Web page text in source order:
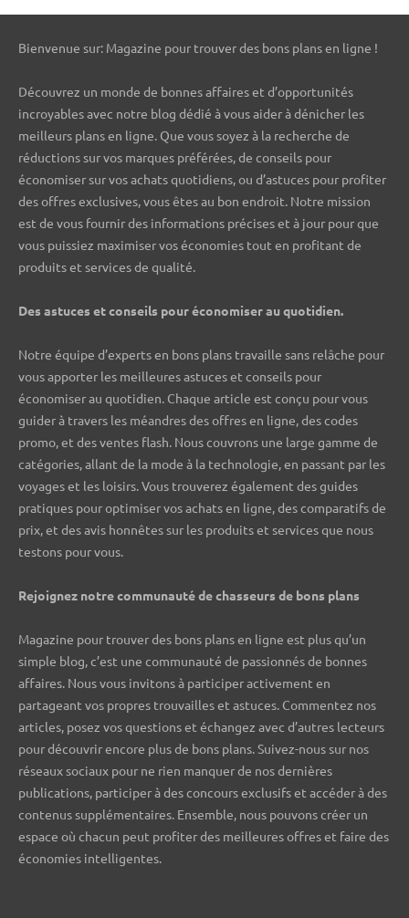
Bienvenue sur: Magazine pour trouver des bons plans en ligne !
Découvrez un monde de bonnes affaires et d’opportunités
incroyables avec notre blog dédié à vous aider à dénicher les
meilleurs plans en ligne. Que vous soyez à la recherche de
réductions sur vos marques préférées, de conseils pour
économiser sur vos achats quotidiens, ou d’astuces pour profiter
des offres exclusives, vous êtes au bon endroit. Notre mission
est de vous fournir des informations précises et à jour pour que
vous puissiez maximiser vos économies tout en profitant de
produits et services de qualité.
Des astuces et conseils pour économiser au quotidien.
Notre équipe d’experts en bons plans travaille sans relâche pour
vous apporter les meilleures astuces et conseils pour
économiser au quotidien. Chaque article est conçu pour vous
guider à travers les méandres des offres en ligne, des codes
promo, et des ventes flash. Nous couvrons une large gamme de
catégories, allant de la mode à la technologie, en passant par les
voyages et les loisirs. Vous trouverez également des guides
pratiques pour optimiser vos achats en ligne, des comparatifs de
prix, et des avis honnêtes sur les produits et services que nous
testons pour vous.
Rejoignez notre communauté de chasseurs de bons plans ️
Magazine pour trouver des bons plans en ligne est plus qu’un
simple blog, c’est une communauté de passionnés de bonnes
affaires. Nous vous invitons à participer activement en
partageant vos propres trouvailles et astuces. Commentez nos
articles, posez vos questions et échangez avec d’autres lecteurs
pour découvrir encore plus de bons plans. Suivez-nous sur nos
réseaux sociaux pour ne rien manquer de nos dernières
publications, participer à des concours exclusifs et accéder à des
contenus supplémentaires. Ensemble, nous pouvons créer un
espace où chacun peut profiter des meilleures offres et faire des
économies intelligentes.